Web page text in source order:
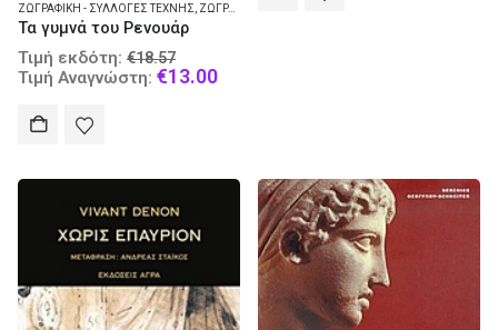
ΖΩΓΡΑΦΙΚΉ - ΣΥΛΛΟΓΈΣ ΤΈΧΝΗΣ ΖΩΓΡΆΦΟΙ
Τα γυμνά του Ρενουάρ
Τιμή εκδότη: €18.57
price
Τιμή Αναγνώστη: €13.00Current